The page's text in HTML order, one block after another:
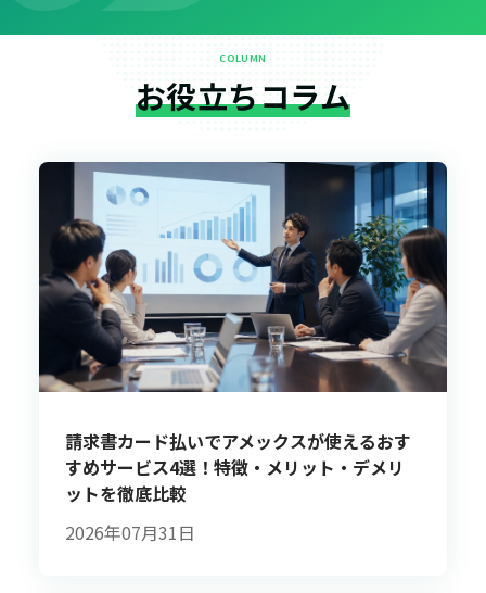
COLUMN
お役立ちコラム
請求書カード払いでアメックスが使えるおす
すめサービス4選！特徴・メリット・デメリ
ットを徹底比較
2026年07月31日